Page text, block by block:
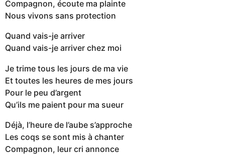
Compagnon, écoute ma plainte
Nous vivons sans protection
Quand vais-je arriver
Quand vais-je arriver chez moi
Je trime tous les jours de ma vie
Et toutes les heures de mes jours
Pour le peu d’argent
Qu’ils me paient pour ma sueur
Déjà, l’heure de l’aube s’approche
Les coqs se sont mis à chanter
Compagnon, leur cri annonce